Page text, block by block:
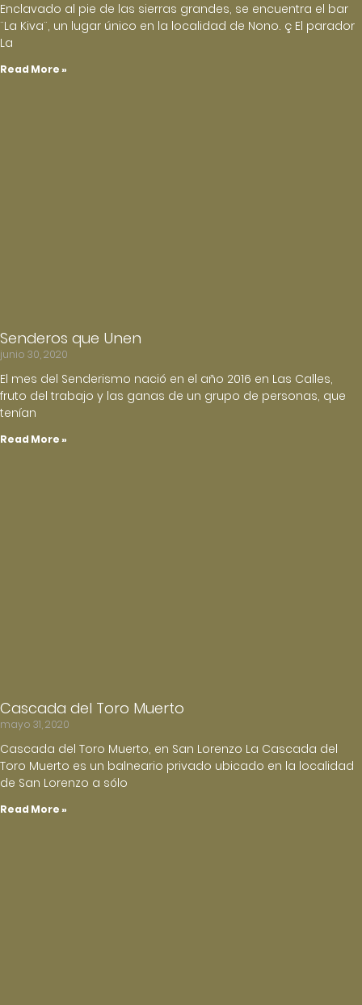
Enclavado al pie de las sierras grandes, se encuentra el bar
¨La Kiva¨, un lugar único en la localidad de Nono. ç El parador
La
Read More »
Senderos que Unen
junio 30, 2020
El mes del Senderismo nació en el año 2016 en Las Calles,
fruto del trabajo y las ganas de un grupo de personas, que
tenían
Read More »
Cascada del Toro Muerto
mayo 31, 2020
Cascada del Toro Muerto, en San Lorenzo La Cascada del
Toro Muerto es un balneario privado ubicado en la localidad
de San Lorenzo a sólo
Read More »